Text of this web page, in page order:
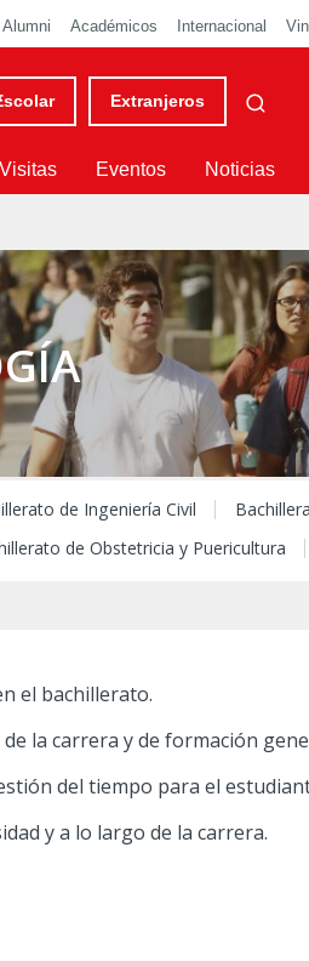
Alumni Académicos Internacional
Extranjeros
Visitas Eventos Noticias
de Ingeniería Civil
de Obstetricia y Puericultura
el bachillerato.
la carrera y de formación
del tiempo para el
y a lo largo de la carrera.